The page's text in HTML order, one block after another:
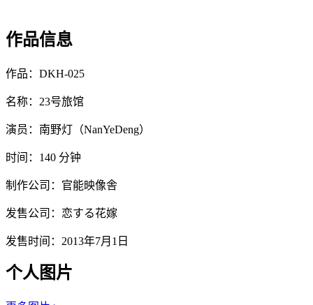
作品信息
作品：DKH-025
名称：23号旅馆
演员：南野灯（NanYeDeng）
时间：140 分钟
制作公司：官能映像舎
发售公司：恋する花嫁
发售时间：2013年7月1日
个人图片